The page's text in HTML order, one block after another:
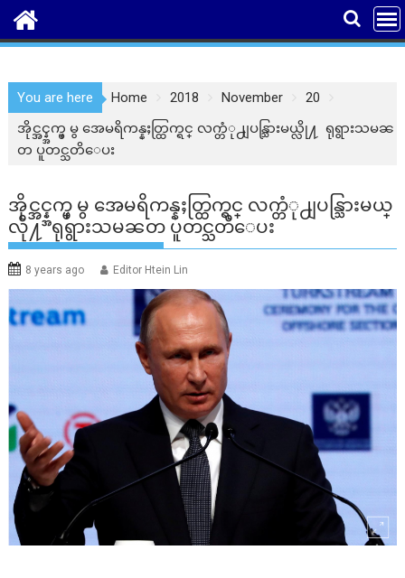
You are here Home 2018 November
20
အိုင္အင္န္အက္ဖ္ မွ အေမရိကန္နႈတ္ထြက္ရင္ လက္တံု႕ျပန္သြားမယ္လို႔ ရုရွားသမၼ
တ ပူတင္သတိေပး
အိုင္အင္န္အက္ဖ္ မွ အေမရိကန္နႈတ္ထြက္ရင္ လက္တံု႕ျပန္သြားမယ္
လို႔ ရုရွားသမၼတ ပူတင္သတိေပး
8 years ago Editor Htein Lin